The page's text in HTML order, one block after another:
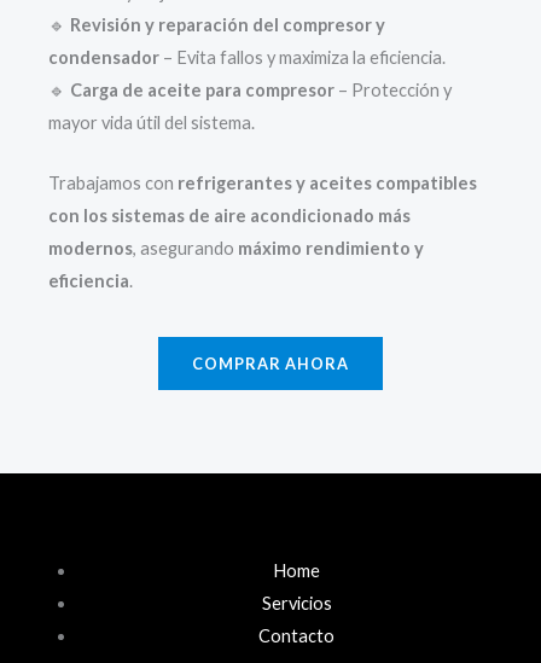
🔹 Revisión y reparación del compresor y
condensador – Evita fallos y maximiza la eficiencia.
🔹 Carga de aceite para compresor – Protección y
mayor vida útil del sistema.
Trabajamos con refrigerantes y aceites compatibles
con los sistemas de aire acondicionado más
modernos, asegurando máximo rendimiento y
eficiencia.
COMPRAR AHORA
Home
Servicios
Contacto